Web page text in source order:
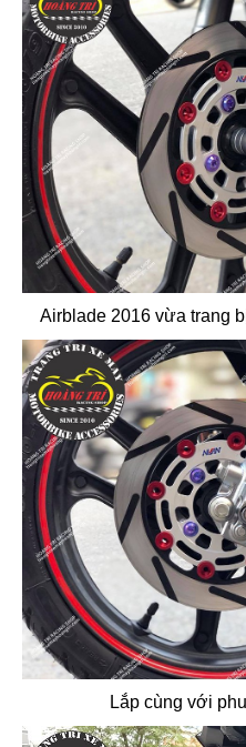
Airblade 2016 vừa trang
Lắp cùng với